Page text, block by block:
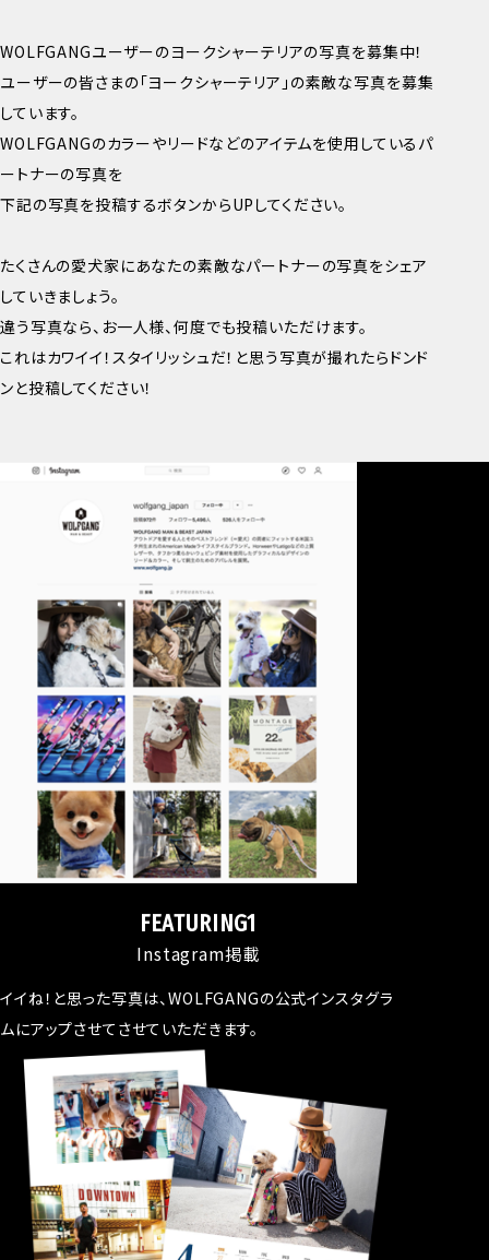
WOLFGANGユーザーのヨークシャーテリアの写真を募集中！
ユーザーの皆さまの「ヨークシャーテリア」の素敵な写真を募集
しています。
WOLFGANGのカラーやリードなどのアイテムを使用しているパ
ートナーの写真を
下記の写真を投稿するボタンからUPしてください。
たくさんの愛犬家にあなたの素敵なパートナーの写真をシェア
していきましょう。
違う写真なら、お一人様、何度でも投稿いただけます。
これはカワイイ！スタイリッシュだ！と思う写真が撮れたらドンド
ンと投稿してください！
FEATURING1
Instagram掲載
イイね！と思った写真は、WOLFGANGの公式インスタグラ
ムにアップさせてさせていただきます。